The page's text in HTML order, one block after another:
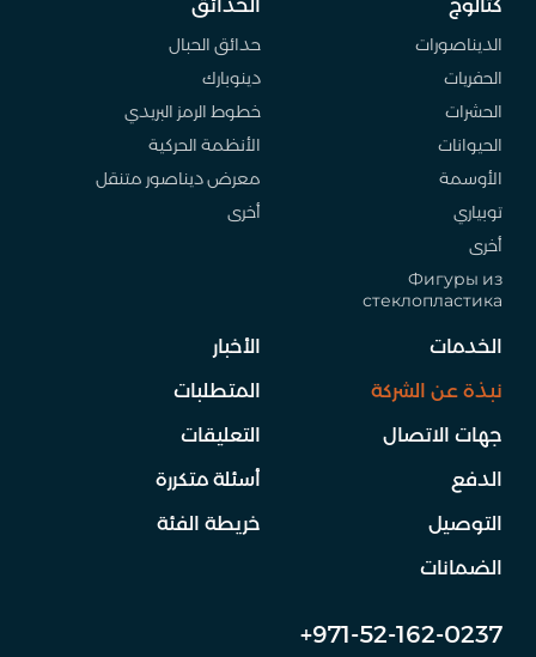
كتالوج
الديناصورات
الحفريات
الحشرات
الحيوانات
الأوسمة
توبياري
أخرى
Фигуры из
стеклопластика
الحدائق
حدائق الحبال
دينوبارك
خطوط الرمز البريدي
الأنظمة الحركية
معرض ديناصور متنقل
أخرى
الخدمات
نبذة عن الشركة
جهات الاتصال
الدفع
التوصيل
الضمانات
الأخبار
المتطلبات
التعليقات
أسئلة متكررة
خريطة الفئة
+971-52-162-0237